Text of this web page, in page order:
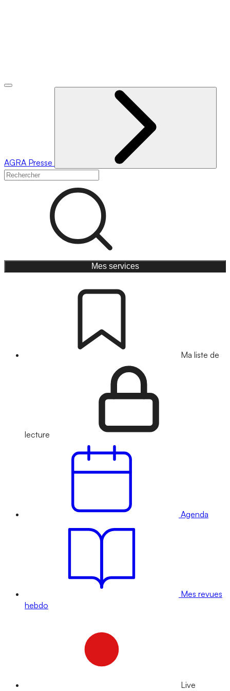
AGRA Presse
Mes services
Ma liste de
lecture
Agenda
Mes revues
hebdo
Live